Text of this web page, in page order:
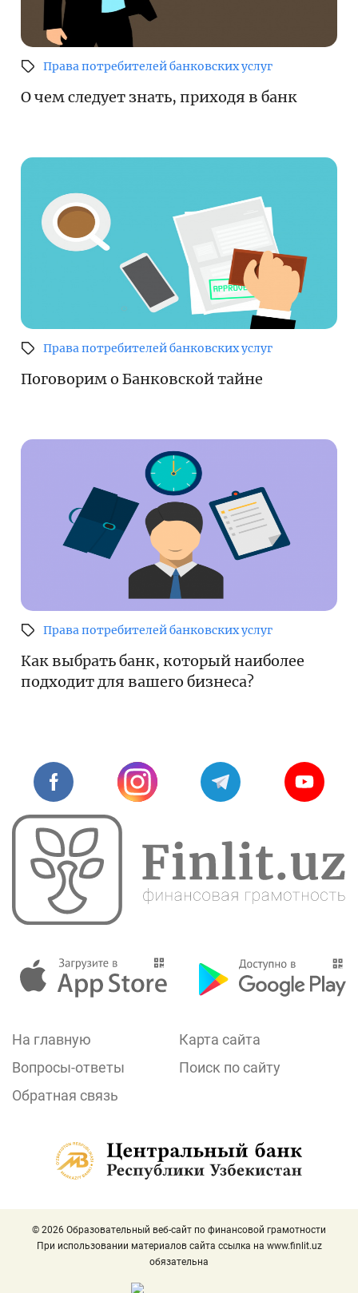
Права потребителей банковских услуг
О чем следует знать, приходя в банк
Права потребителей банковских услуг
Поговорим о Банковской тайне
Права потребителей банковских услуг
Как выбрать банк, который наиболее
подходит для вашего бизнеса?
На главную
Карта сайта
Вопросы-ответы
Поиск по сайту
Обратная связь
© 2026 Образовательный веб-сайт по финансовой грамотности
При использовании материалов сайта ссылка на www.finlit.uz
обязательна